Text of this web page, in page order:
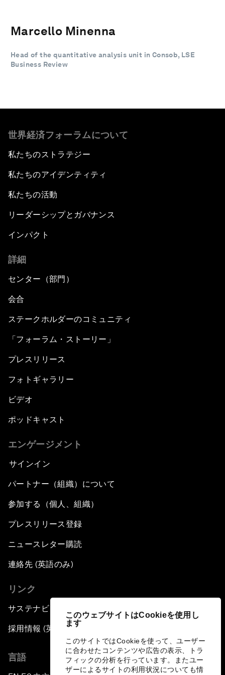
このウェブサイトはCookieを使用し
ます
このサイトではCookieを使って、ユーザー
に合わせたコンテンツや広告の表示、トラ
フィックの分析を行っています。またユー
ザーによるサイトの利用状況についても情
Marcello Minenna
Head of the quantitative analysis unit in Consob, LSE
Business Review
世界経済フォーラムについて
私たちのストラテジー
私たちのアイデンティティ
私たちの活動
リーダーシップとガバナンス
インパクト
詳細
センター（部門）
会合
ステークホルダーのコミュニティ
「フォーラム・ストーリー」
プレスリリース
フォトギャラリー
ビデオ
ポッドキャスト
エンゲージメント
サインイン
パートナー（組織）について
参加する（個人、組織）
プレスリリース登録
ニュースレター購読
連絡先 (英語のみ)
リンク
サステナビリティへの取り組み
採用情報 (英語のみ)
言語